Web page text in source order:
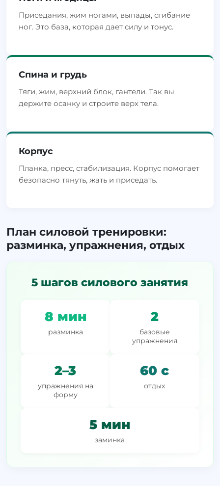
Приседания, жим ногами, выпады, сгибание
ног. Это база, которая дает силу и тонус.
Спина и грудь
Тяги, жим, верхний блок, гантели. Так вы
держите осанку и строите верх тела.
Корпус
Планка, пресс, стабилизация. Корпус помогает
безопасно тянуть, жать и приседать.
План силовой тренировки:
разминка, упражнения, отдых
5 шагов силового занятия
8 мин
разминка
2
базовые
упражнения
2–3
упражнения на
форму
60 c
отдых
5 мин
заминка